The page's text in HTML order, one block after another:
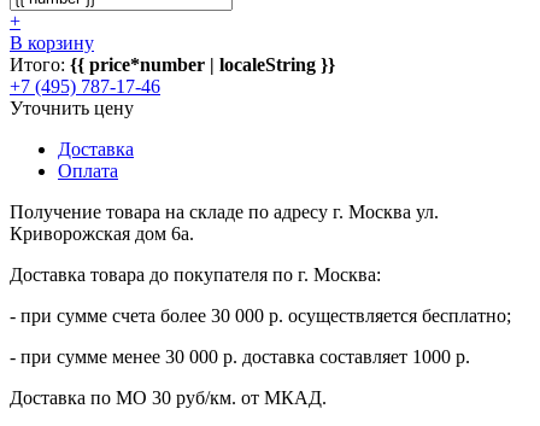
+
В корзину
Итого: {{ price*number | localeString }}
+7 (495) 787-17-46
Уточнить цену
Доставка
Оплата
Получение товара на складе по адресу г. Москва ул.
Криворожская дом 6а.
Доставка товара до покупателя по г. Москва:
- при сумме счета более 30 000 р. осуществляется бесплатно;
- при сумме менее 30 000 р. доставка составляет 1000 р.
Доставка по МО 30 руб/км. от МКАД.